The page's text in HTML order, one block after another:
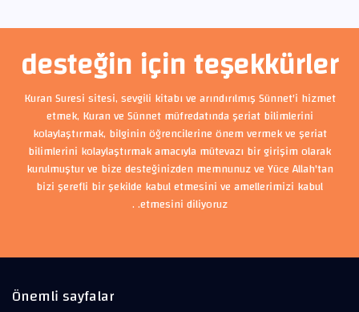
desteğin için teşekkürler
Kuran Suresi sitesi, sevgili kitabı ve arındırılmış Sünnet'i hizmet
etmek, Kuran ve Sünnet müfredatında şeriat bilimlerini
kolaylaştırmak, bilginin öğrencilerine önem vermek ve şeriat
bilimlerini kolaylaştırmak amacıyla mütevazı bir girişim olarak
kurulmuştur ve bize desteğinizden memnunuz ve Yüce Allah'tan
bizi şerefli bir şekilde kabul etmesini ve amellerimizi kabul
etmesini diliyoruz. .
Önemli sayfalar